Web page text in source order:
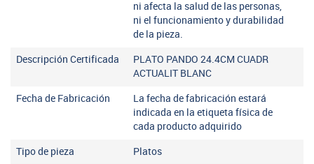
ni afecta la salud de las personas,
ni el funcionamiento y durabilidad
de la pieza.
Descripción Certificada
PLATO PANDO 24.4CM CUADR
ACTUALIT BLANC
Fecha de Fabricación
La fecha de fabricación estará
indicada en la etiqueta física de
cada producto adquirido
Tipo de pieza Platos